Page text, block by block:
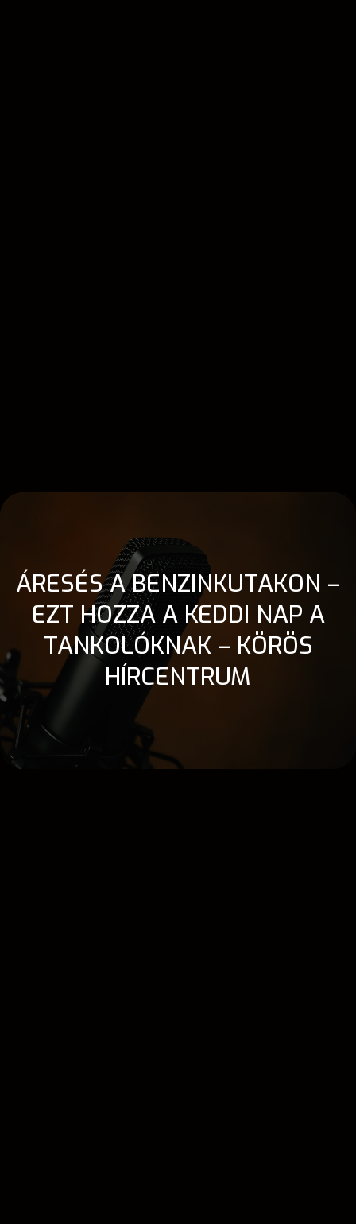
ÁRESÉS A BENZINKUTAKON –
EZT HOZZA A KEDDI NAP A
TANKOLÓKNAK – KÖRÖS
HÍRCENTRUM